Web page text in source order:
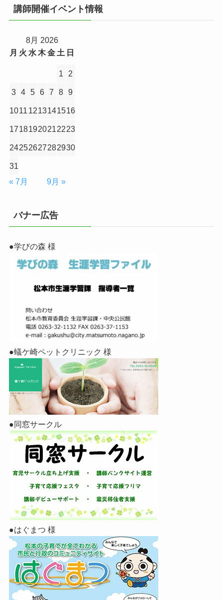
講師開催イベント情報
8月 2026
月 火 水木金 土 日
1 2
3 4 5 6 7 8 9
1011 1213141516
17181920212223
24252627282930
31
« 7月
9月 »
バナー広告
●学びの森 様
●蟻ケ崎ペットクリニック 様
●同窓サークル
●はぐまつ 様